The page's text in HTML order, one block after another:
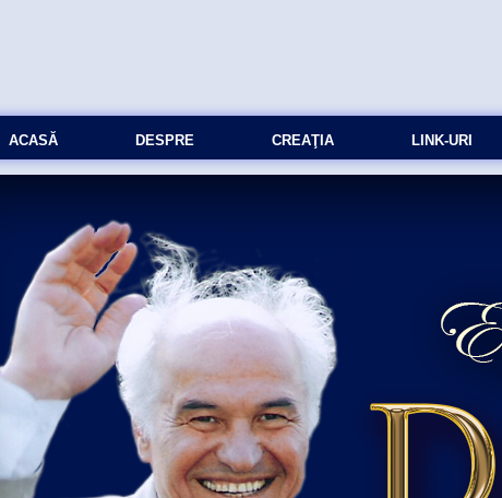
ACASĂ DESPRE CREAŢIA LINK-URI